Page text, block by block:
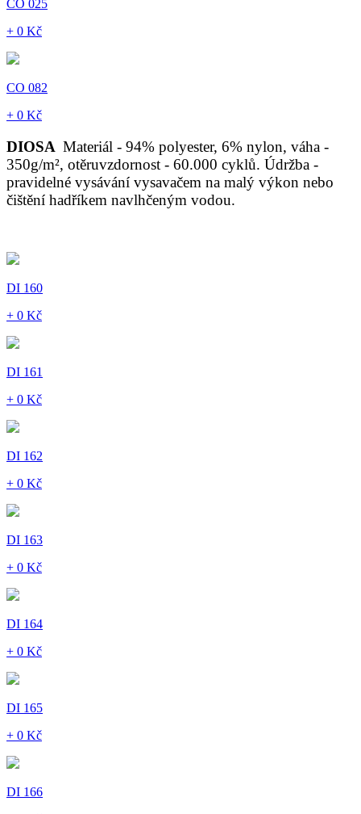
CO 025
+ 0 Kč
CO 082
+ 0 Kč
DIOSA Materiál - 94% polyester, 6% nylon, váha -
350g/m², otěruvzdornost - 60.000 cyklů. Údržba -
pravidelné vysávání vysavačem na malý výkon nebo
čištění hadříkem navlhčeným vodou.
DI 160
+ 0 Kč
DI 161
+ 0 Kč
DI 162
+ 0 Kč
DI 163
+ 0 Kč
DI 164
+ 0 Kč
DI 165
+ 0 Kč
DI 166